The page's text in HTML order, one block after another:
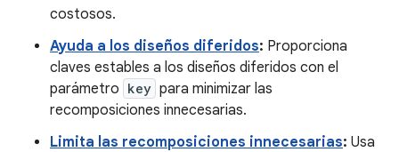
costosos.
Ayuda a los diseños diferidos: Proporciona
claves estables a los diseños diferidos con el
parámetro key para minimizar las
recomposiciones innecesarias.
Limita las recomposiciones innecesarias: Usa